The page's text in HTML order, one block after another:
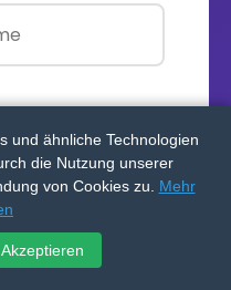
und ähnliche Technologien
die Nutzung unserer
von Cookies zu.
Mehr
Akzeptieren